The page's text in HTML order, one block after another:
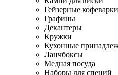
Гейзерные кофеварки
Графины
Декантеры
Кружки
Кухонные
Ланчбоксы
Медная посуда
Наборы для специй